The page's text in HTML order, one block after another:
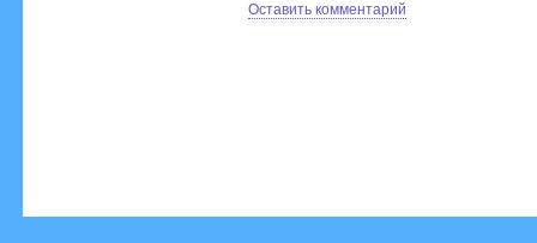
Оставить комментарий